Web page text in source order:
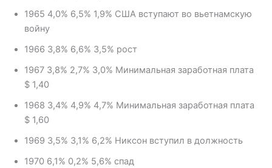
1965 4,0% 6,5% 1,9% США вступают во вьетнамскую
войну
1966 3,8% 6,6% 3,5% рост
1967 3,8% 2,7% 3,0% Минимальная заработная плата
$ 1,40
1968 3,4% 4,9% 4,7% Минимальная заработная плата
$ 1,60
1969 3,5% 3,1% 6,2% Никсон вступил в должность
1970 6,1% 0,2% 5,6% спад